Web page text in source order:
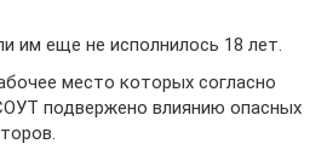
им еще не исполнилось 18 лет.
место которых согласно
подвержено влиянию опасных